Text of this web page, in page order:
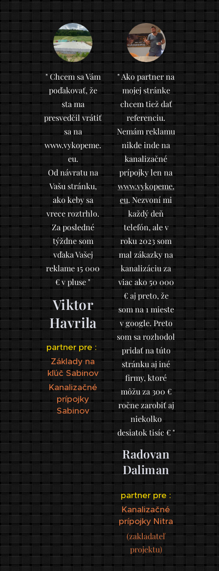
" Chcem sa Vám
poďakovať, že
sta ma
presvedčil vrátiť
sa na
www.vykopeme.
eu.
Od návratu na
Vašu stránku,
ako keby sa
vrece roztrhlo.
Za posledné
týždne som
vďaka Vašej
reklame 15 000
€ v pluse "
Viktor
Havrila
partner pre :
Základy na
kľúč Sabinov
Kanalizačné
prípojky
Sabinov
" Ako partner na
mojej stránke
chcem tiež dať
referenciu.
Nemám reklamu
nikde inde na
kanalizačné
prípojky len na
www.vykopeme.
eu. Nezvoní mi
každý deň
telefón, ale v
roku 2023 som
mal zákazky na
kanalizáciu za
viac ako 50 000
€ aj preto, že
som na 1 mieste
v google. Preto
som sa rozhodol
pridať na túto
stránku aj iné
firmy, ktoré
môžu za 300 €
ročne zarobiť aj
niekolko
desiatok tisíc € "
Radovan
Daliman
partner pre :
Kanalizačné
prípojky Nitra
(zakladateľ
projektu)